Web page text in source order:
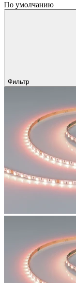
По умолчанию
Фильтр